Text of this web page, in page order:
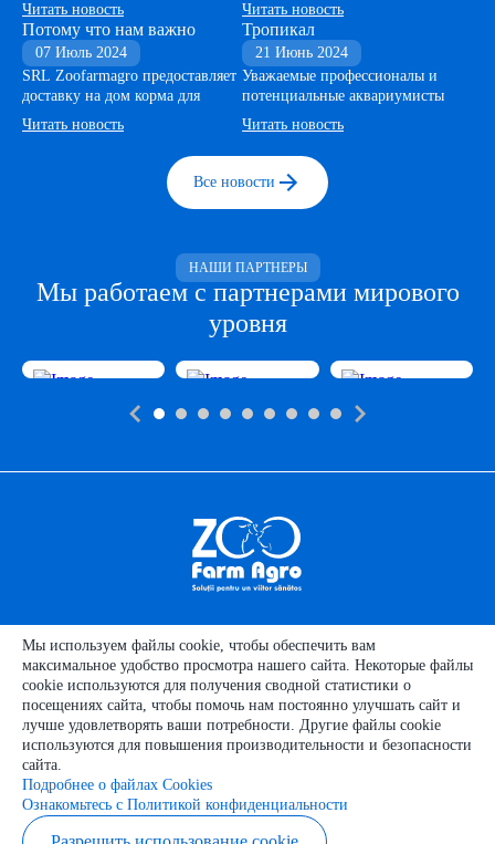
Читать новость Читать новость
Потому что нам важно
07 Июль 2024
SRL Zoofarmagro предоставляет
доставку на дом корма для
домашних животных
Читать новость
Тропикал
21 Июнь 2024
Уважаемые профессионалы и
потенциальные аквариумисты
Читать новость
Все новости
НАШИ ПАРТНЕРЫ
Мы работаем с партнерами мирового
уровня
Copyright © 2026 zoofarmagro.md
Полезнаяинформация
Категории продуктов
Категории животных
Нашиконтакты
Мы используем файлы cookie, чтобы обеспечить вам
максимальное удобство просмотра нашего сайта. Некоторые файлы
cookie используются для получения сводной статистики о
посещениях сайта, чтобы помочь нам постоянно улучшать сайт и
лучше удовлетворять ваши потребности. Другие файлы cookie
используются для повышения производительности и безопасности
сайта.
Подробнее о файлах Cookies
Ознакомьтесь с Политикой конфиденциальности